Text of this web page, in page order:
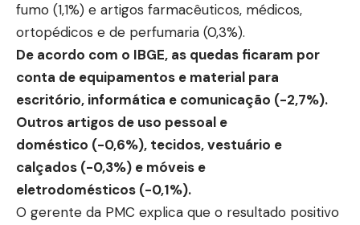
fumo (1,1%) e artigos farmacêuticos, médicos,
ortopédicos e de perfumaria (0,3%).
De acordo com o IBGE, as quedas ficaram por
conta de equipamentos e material para
escritório, informática e comunicação (-2,7%).
Outros artigos de uso pessoal e
doméstico (-0,6%), tecidos, vestuário e
calçados (-0,3%) e móveis e
eletrodomésticos (-0,1%).
O gerente da PMC explica que o resultado positivo